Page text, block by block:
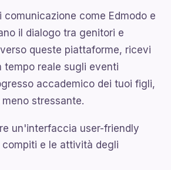
comunicazione come Edmodo e
il dialogo tra genitori e
queste piattaforme, ricevi
tempo reale sugli eventi
accademico dei tuoi figli,
stressante.
un'interfaccia user-friendly
compiti e le attività degli